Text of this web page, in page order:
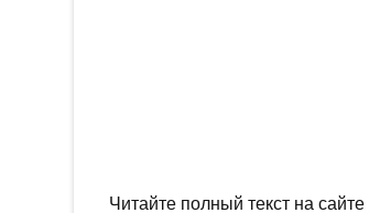
Читайте полный текст на сайте